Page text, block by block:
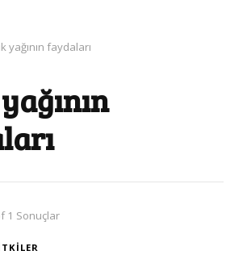
yağının faydaları
1 Sonuçlar